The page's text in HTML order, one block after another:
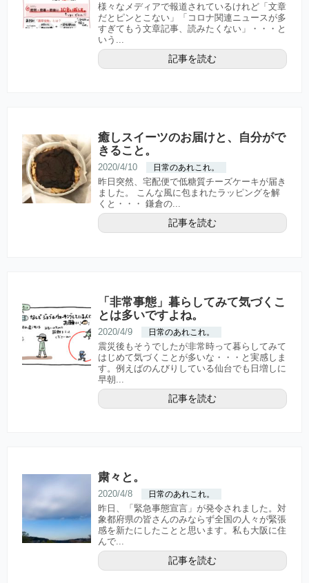
様々なメディアで報道されているけれど「文章
だとピンとこない」「コロナ関連ニュースが多
すぎてもう文章記事、読みたくない」・・・と
いう...
記事を読む
癒しスイーツのお届けと、自分がで
きること。
2020/4/10 日常のあれこれ。
昨日突然、宅配便で低糖質チーズケーキが届き
ました。 こんな風に包まれたラッピングを解
くと・・・ 鎌倉の...
記事を読む
「非常事態」暮らしてみて気づくこ
とは多いですよね。
2020/4/9 日常のあれこれ。
震災後もそうでしたが非常時って暮らしてみて
はじめて気づくことが多いな・・・と実感しま
す。例えばのんびりしている仙台でも日増しに
早朝...
記事を読む
粛々と。
2020/4/8 日常のあれこれ。
昨日、「緊急事態宣言」が発令されました。対
象都府県の皆さんのみならず全国の人々が緊張
感を新たにしたことと思います。私も大阪に住
んで...
記事を読む